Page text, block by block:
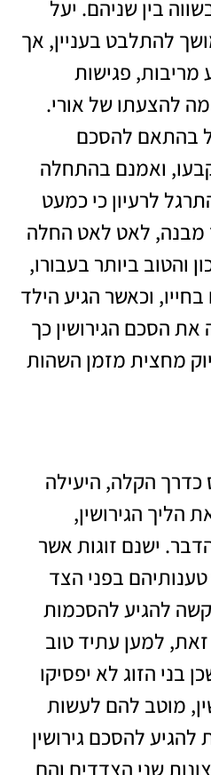
בין שניהם. יעל
להתלבט בעניין, אך
מריבות, פגישות
להצעתו של אורי.
בהתאם להסכם
ואמנם בהתחלה
לרעיון כי כמעט
מבנה, לאט לאט החלה
והטוב ביותר בעבורו,
בחייו, וכאשר הגיע הילד
את הסכם הגירושין כך
מחצית מזמן השהות
כדרך הקלה, היעילה
הליך הגירושין,
ישנם זוגות אשר
בפני הצד
להגיע להסכמות
למען עתיד טוב
בני הזוג לא יפסיקו
מוטב להם לעשות
להסכם גירושין
שני הצדדים והם